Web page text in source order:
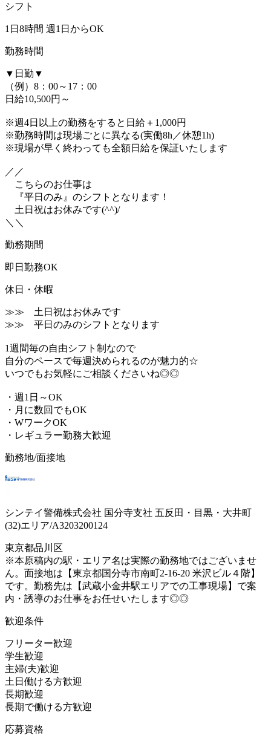
シフト
1日8時間 週1日からOK
勤務時間
▼日勤▼
（例）8：00～17：00
日給10,500円～
※週4日以上の勤務をすると日給＋1,000円
※勤務時間は現場ごとに異なる(実働8h／休憩1h)
※現場が早く終わっても全額日給を保証いたします
／／
こちらのお仕事は
『平日のみ』のシフトとなります！
土日祝はお休みです(^^)/
＼＼
勤務期間
即日勤務OK
休日・休暇
≫≫ 土日祝はお休みです
≫≫ 平日のみのシフトとなります
1週間毎の自由シフト制なので
自分のペースで毎週決められるのが魅力的☆
いつでもお気軽にご相談くださいね◎◎
・週1日～OK
・月に数回でもOK
・WワークOK
・レギュラー勤務大歓迎
勤務地/面接地
シンテイ警備株式会社 国分寺支社 五反田・目黒・大井町
(32)エリア/A3203200124
東京都品川区
※本原稿内の駅・エリア名は実際の勤務地ではございませ
ん。面接地は【東京都国分寺市南町2-16-20 米沢ビル４階】
です。勤務先は【武蔵小金井駅エリアでの工事現場】で案
内・誘導のお仕事をお任せいたします◎◎
歓迎条件
フリーター歓迎
学生歓迎
主婦(夫)歓迎
土日働ける方歓迎
長期歓迎
長期で働ける方歓迎
応募資格